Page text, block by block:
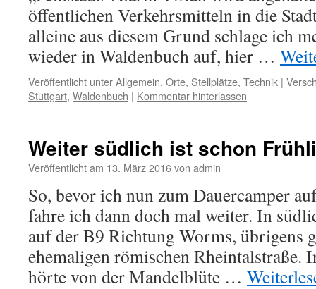
öffentlichen Verkehrsmitteln in die
alleine aus diesem Grund schlage ich
wieder in Waldenbuch auf, hier …
Veröffentlicht unterAllgemein, Orte, Stellplätze, Technik |
Stuttgart, Waldenbuch | Kommentar hinterlassen
Weiter südlich ist schon
Veröffentlicht am 13. März 2016von admin
So, bevor ich nun zum Dauercamper
fahre ich dann doch mal weiter. In
auf der B9 Richtung Worms, übrigens
ehemaligen römischen Rheintalstraße.
hörte von der Mandelblüte …